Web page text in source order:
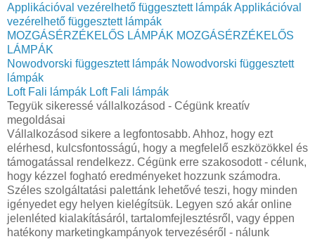
Applikációval vezérelhető függesztett lámpákApplikációval
vezérelhető függesztett lámpák
MOZGÁSÉRZÉKELŐS LÁMPÁK MOZGÁSÉRZÉKELŐS
LÁMPÁK
Nowodvorski függesztett lámpák Nowodvorski függesztett
lámpák
Loft Fali lámpák Loft Fali lámpák
Tegyük sikeressé vállalkozásod - Cégünk kreatív
megoldásai
Vállalkozásod sikere a legfontosabb. Ahhoz, hogy ezt
elérhesd, kulcsfontosságú, hogy a megfelelő eszközökkel és
támogatással rendelkezz. Cégünk erre szakosodott - célunk,
hogy kézzel fogható eredményeket hozzunk számodra.
Széles szolgáltatási palettánk lehetővé teszi, hogy minden
igényedet egy helyen kielégítsük. Legyen szó akár online
jelenléted kialakításáról, tartalomfejlesztésről, vagy éppen
hatékony marketingkampányok tervezéséről - nálunk